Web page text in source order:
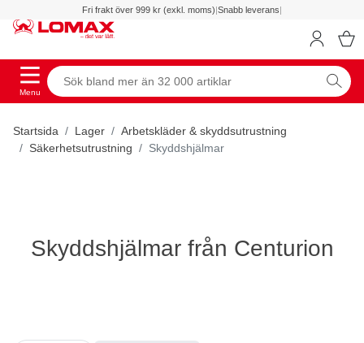
Fri frakt över 999 kr (exkl. moms)|Snabb leverans|
Menu
Startsida Lager
Arbetskläder & skyddsutrustning
Säkerhetsutrustning
Skyddshjälmar
Skyddshjälmar från Centurion